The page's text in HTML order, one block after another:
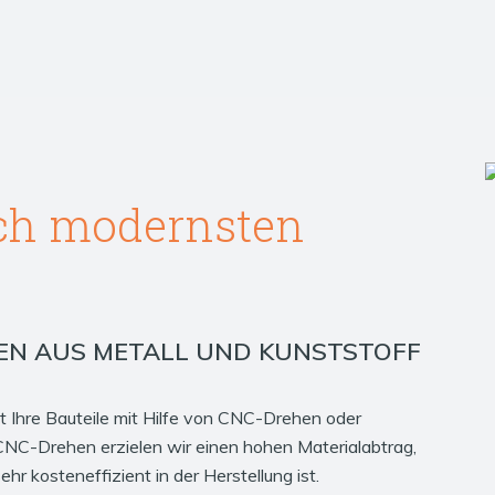
modernsten
AUS METALL UND KUNSTSTOFF
Bauteile mit Hilfe von CNC-Drehen oder
Drehen erzielen wir einen hohen Materialabtrag,
kosteneffizient in der Herstellung ist.